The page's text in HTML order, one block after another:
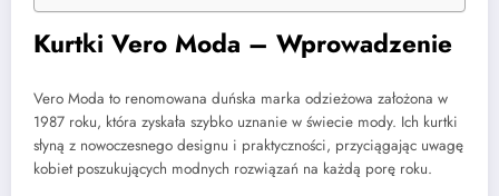
Kurtki Vero Moda – Wprowadzenie
Vero Moda to renomowana duńska marka odzieżowa założona w
1987 roku, która zyskała szybko uznanie w świecie mody. Ich kurtki
słyną z nowoczesnego designu i praktyczności, przyciągając uwagę
kobiet poszukujących modnych rozwiązań na każdą porę roku.